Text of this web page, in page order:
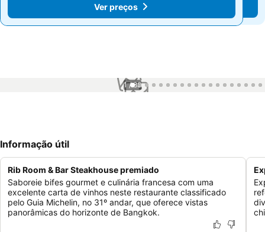
Ver preços
Ver preços
1 / 88
Informação útil
Rib Room & Bar Steakhouse premiado
Saboreie bifes gourmet e culinária francesa com uma
excelente carta de vinhos neste restaurante classificado
pelo Guia Michelin, no 31º andar, que oferece vistas
panorâmicas do horizonte de Bangkok.